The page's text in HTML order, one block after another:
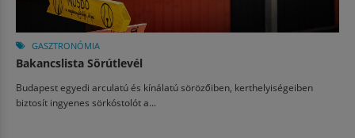
GASZTRONÓMIA
Bakancslista Sörútlevél
Budapest egyedi arculatú és kínálatú sörözőiben, kerthelyiségeiben
biztosít ingyenes sörkóstolót a...